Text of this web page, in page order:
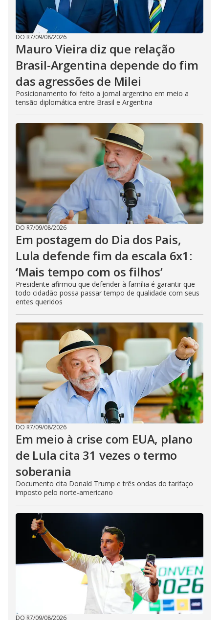
DO R7/09/08/2026
Mauro Vieira diz que relação
Brasil-Argentina depende do fim
das agressões de Milei
Posicionamento foi feito a jornal argentino em meio a
tensão diplomática entre Brasil e Argentina
DO R7/09/08/2026
Em postagem do Dia dos Pais,
Lula defende fim da escala 6x1:
‘Mais tempo com os filhos’
Presidente afirmou que defender à família é garantir que
todo cidadão possa passar tempo de qualidade com seus
entes queridos
DO R7/09/08/2026
Em meio à crise com EUA, plano
de Lula cita 31 vezes o termo
soberania
Documento cita Donald Trump e três ondas do tarifaço
imposto pelo norte-americano
DO R7/09/08/2026